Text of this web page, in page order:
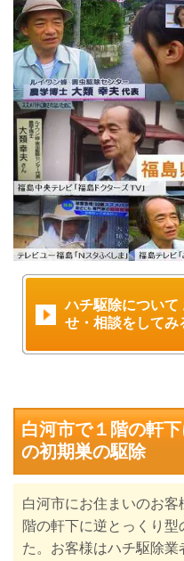
ハチ駆除について
せ・相談をして
白河市で１階の軒
の初期巣の駆除
白河市にお住まいのお客
階の軒下に逆とっくり
た。お客様はハチ駆除